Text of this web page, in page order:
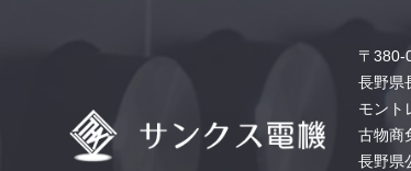
〒380-
長野県
モント
古物商
長野県